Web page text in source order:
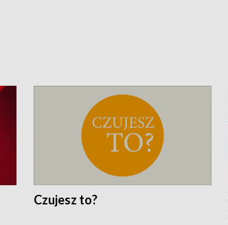
Czujesz to?